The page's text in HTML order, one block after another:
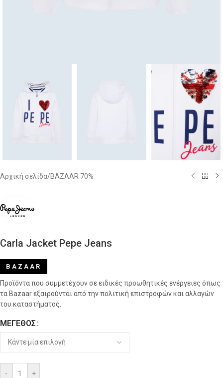
Αρχική σελίδα/BAZAAR 70%
Carla Jacket Pepe Jeans
BAZAAR
Προϊόντα που συμμετέχουν σε ειδικές προωθητικές ενέργειες όπως
τα Bazaar εξαιρούνται από την πολιτική επιστροφών και αλλαγών
του καταστήματος.
ΜΈΓΕΘΟΣ
- +
Alternative: